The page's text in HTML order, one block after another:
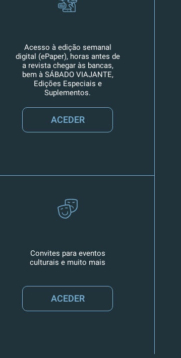
Acesso à edição semanal
digital (ePaper), horas antes de
a revista chegar às bancas,
bem à SÁBADO VIAJANTE,
Edições Especiais e
Suplementos.
ACEDER
Convites para eventos
culturais e muito mais
ACEDER